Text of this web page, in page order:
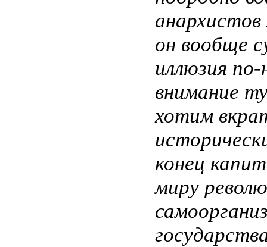
он вообще
иллюзия
внимание
хотим
конец
миру